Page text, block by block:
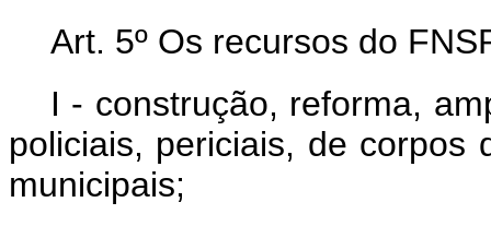
Art. 5º Os recursos do
I - construção, reforma,
policiais, periciais, de corpos
municipais;